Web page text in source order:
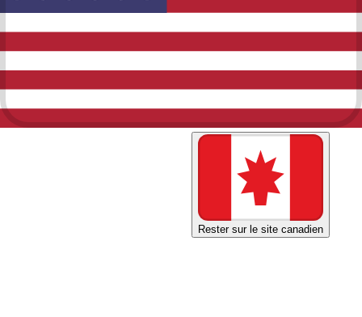
Rester sur le site canadien